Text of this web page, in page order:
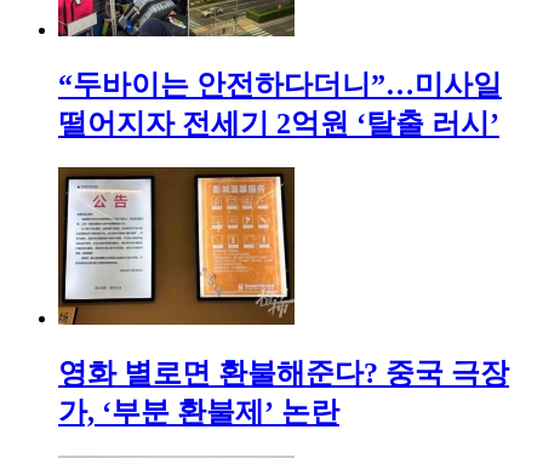
“두바이는 안전하다더니”…미사일
떨어지자 전세기 2억원 ‘탈출 러시’
영화 별로면 환불해준다? 중국 극장
가, ‘부분 환불제’ 논란